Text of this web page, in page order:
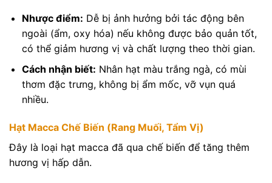
Nhược điểm: Dễ bị ảnh hưởng bởi tác động bên
ngoài (ẩm, oxy hóa) nếu không được bảo quản tốt,
có thể giảm hương vị và chất lượng theo thời gian.
Cách nhận biết: Nhân hạt màu trắng ngà, có mùi
thơm đặc trưng, không bị ẩm mốc, vỡ vụn quá
nhiều.
Hạt Macca Chế Biến (Rang Muối, Tẩm Vị)
Đây là loại hạt macca đã qua chế biến để tăng thêm
hương vị hấp dẫn.